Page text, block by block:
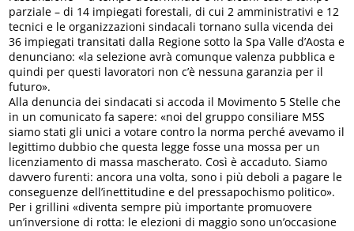
parziale – di 14 impiegati forestali, di cui 2 amministrativi e 12
tecnici e le organizzazioni sindacali tornano sulla vicenda dei
36 impiegati transitati dalla Regione sotto la Spa Valle d’Aosta e
denunciano: «la selezione avrà comunque valenza pubblica e
quindi per questi lavoratori non c’è nessuna garanzia per il
futuro».
Alla denuncia dei sindacati si accoda il Movimento 5 Stelle che
in un comunicato fa sapere: «noi del gruppo consiliare M5S
siamo stati gli unici a votare contro la norma perché avevamo il
legittimo dubbio che questa legge fosse una mossa per un
licenziamento di massa mascherato. Così è accaduto. Siamo
davvero furenti: ancora una volta, sono i più deboli a pagare le
conseguenze dell’inettitudine e del pressapochismo politico».
Per i grillini «diventa sempre più importante promuovere
un’inversione di rotta: le elezioni di maggio sono un’occasione